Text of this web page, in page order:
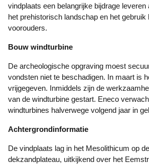
vindplaats een belangrijke bijdrage
het prehistorisch landschap en het gebruik
voorouders.
Bouw windturbine
De archeologische opgraving moest secuur plaatsvinden om de
vondsten niet te beschadigen. In maart is
vrijgegeven. Inmiddels zijn de
van de windturbine gestart. Eneco
windturbines halverwege volgend jaar in
Achtergrondinformatie
De vindplaats lag in het Mesolithicum op de rand van een
dekzandplateau, uitkijkend over het